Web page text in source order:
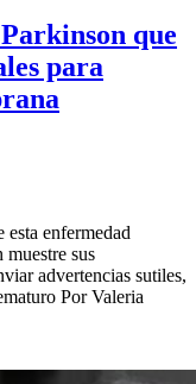
que
para
enfermedad
muestre sus
advertencias sutiles,
Por Valeria